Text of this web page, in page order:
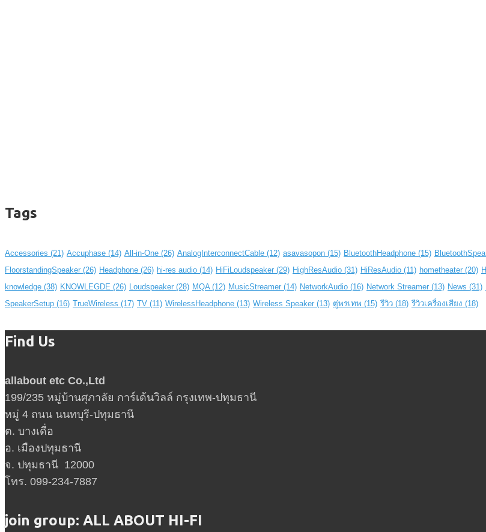
Tags
Accessories (21) Accuphase (14) All-in-One (26) AnalogInterconnectCable (12) asavasopon (15) BluetoothHeadphone (15)
FloorstandingSpeaker (26) Headphone (26) hi-res audio (14) HiFiLoudspeaker (29) HighResAudio (31) HiResAudio (11) hometheater (20)
knowledge (38) KNOWLEGDE (26) Loudspeaker (28) MQA (12) MusicStreamer (14) NetworkAudio (16) Network Streamer (13) News (31)
SpeakerSetup (16) TrueWireless (17) TV (11) WirelessHeadphone (13) Wireless Speaker (13) ตู่พรเทพ (15) รีวิว (18) รีวิวเครื่องเสียง (18)
Find Us
allabout etc Co.,Ltd
199/235 หมู่บ้านศุภาลัย การ์เด้นวิลล์ กรุงเทพ-ปทุมธานี
หมู่ 4 ถนน นนทบุรี-ปทุมธานี
ต. บางเดื่อ
อ. เมืองปทุมธานี
จ. ปทุมธานี 12000
โทร. 099-234-7887
join group: ALL ABOUT HI-FI